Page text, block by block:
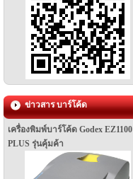
ข่าวสาร บาร์โค้ด
เครื่องพิมพ์บาร์โค้ด Godex EZ1100
PLUS รุ่นคุ้มค้า